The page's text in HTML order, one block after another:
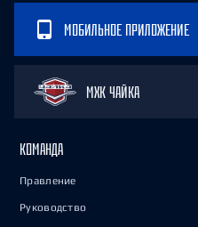
МОБИЛЬНОЕ ПРИЛОЖЕНИЕ
МХК ЧАЙКА
КОМАНДА
Правление
Руководство